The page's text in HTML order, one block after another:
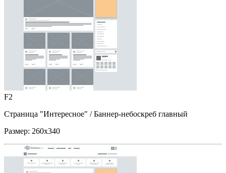
F2
Страница "Интересное" / Баннер-небоскреб главный
Размер: 260x340